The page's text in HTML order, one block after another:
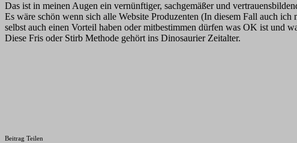
Das ist in meinen Augen ein vernünftiger, sachgemäßer und
Es wäre schön wenn sich alle Website Produzenten (In diesem Fall auch
selbst auch einen Vorteil haben oder mitbestimmen dürfen was OK ist und
Diese Fris oder Stirb Methode gehört ins Dinosaurier Zeitalter.
Beitrag Teilen